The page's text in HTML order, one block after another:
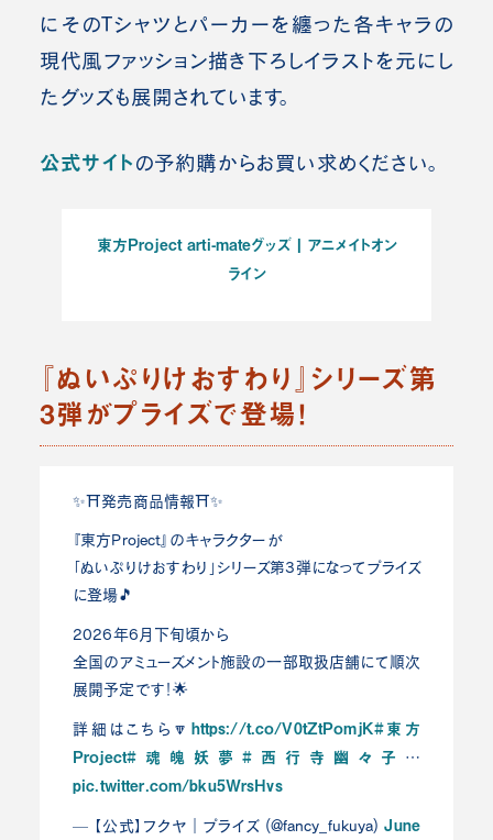
にそのTシャツとパーカーを纏った各キャラの
現代風ファッション描き下ろしイラストを元にし
たグッズも展開されています。
公式サイト の予約購からお買い求めください。
東方Project arti-mateグッズ | アニメイトオン
ライン
『ぬいぷりけおすわり』シリーズ第
3弾がプライズで登場！
✨⛩️発売商品情報⛩️✨
『東方Project』のキャラクターが
「ぬいぷりけおすわり」シリーズ第3弾になってプライズ
に登場🎵
2026年6月下旬頃から
全国のアミューズメント施設の一部取扱店舗にて順次
展開予定です！🌟
詳細はこちら🔽 https://t.co/V0tZtPomjK#東方
Project#魂魄妖夢 #西行寺幽々子 …
pic.twitter.com/bku5WrsHvs
— 【公式】フクヤ｜プライズ (@fancy_fukuya)June